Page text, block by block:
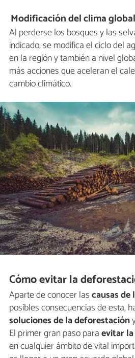
Modificación del clima global
Al perderse los bosques y las
indicado, se modifica el ciclo del
en la región y también a nivel
más acciones que aceleran el
cambio climático.
Cómo evitar la
Aparte de conocer lascausas de
posibles consecuencias de esta,
soluciones de la deforestación
El primer gran paso paraevitar
en cualquier ámbito de vital